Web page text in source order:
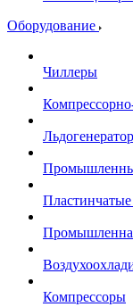
Оборудование
Чиллеры
Компрессоры